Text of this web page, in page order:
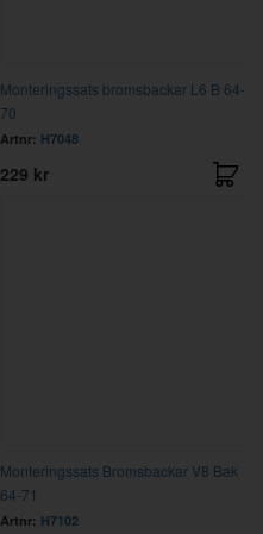
Monteringssats bromsbackar L6 B 64-
70
Artnr: H7048
229 kr
Monteringssats Bromsbackar V8 Bak
64-71
Artnr: H7102